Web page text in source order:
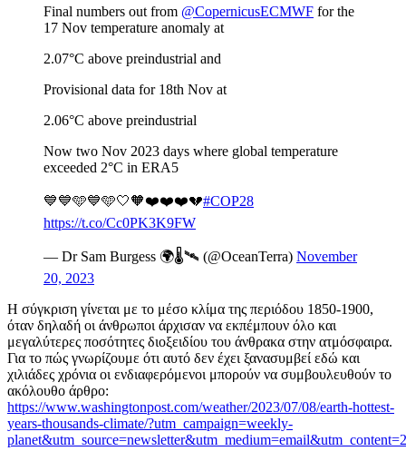
Final numbers out from @CopernicusECMWF for the
17 Nov temperature anomaly at
2.07°C above preindustrial and
Provisional data for 18th Nov at
2.06°C above preindustrial
Now two Nov 2023 days where global temperature
exceeded 2°C in ERA5
💙💙🩵💙🩵🤍🧡❤️❤️❤️💔#COP28
https://t.co/Cc0PK3K9FW
— Dr Sam Burgess 🌍🌡🛰 (@OceanTerra) November
20, 2023
Η σύγκριση γίνεται με το μέσο κλίμα της περιόδου 1850-1900,
όταν δηλαδή οι άνθρωποι άρχισαν να εκπέμπουν όλο και
μεγαλύτερες ποσότητες διοξειδίου του άνθρακα στην ατμόσφαιρα.
Για το πώς γνωρίζουμε ότι αυτό δεν έχει ξανασυμβεί εδώ και
χιλιάδες χρόνια οι ενδιαφερόμενοι μπορούν να συμβουλευθούν το
ακόλουθο άρθρο:
https://www.washingtonpost.com/weather/2023/07/08/earth-hottest-
years-thousands-climate/?utm_campaign=weekly-